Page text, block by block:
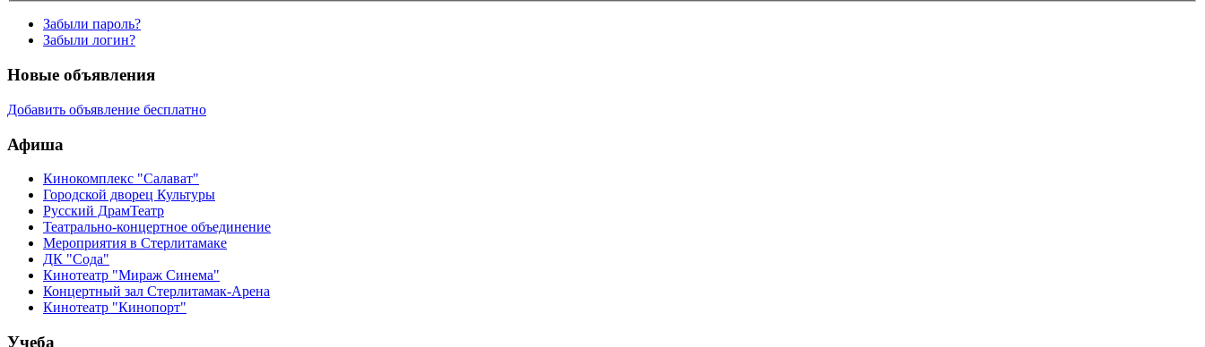
Забыли пароль?
Забыли логин?
Новые объявления
Добавить объявление бесплатно
Афиша
Кинокомплекс "Салават"
Городской дворец Культуры
Русский ДрамТеатр
Театрально-концертное объединение
Мероприятия в Стерлитамаке
ДК "Сода"
Кинотеатр "Мираж Синема"
Концертный зал Стерлитамак-Арена
Кинотеатр "Кинопорт"
Учеба